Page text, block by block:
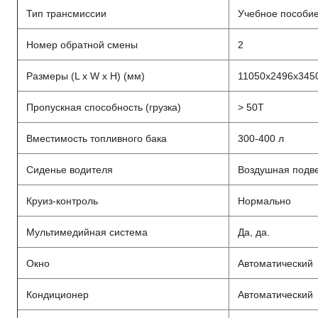
Тип трансмиссии Учебное
Номер обратной смены 2
Размеры (L x W x H) (мм)
Пропускная способность (грузка) > 50T
Вместимость топливного бака 300-400 л
Сиденье водителя Воздушная
Круиз-контроль Нормально
Мультимедийная система Да, да.
Окно Автоматический
Кондиционер Автоматический